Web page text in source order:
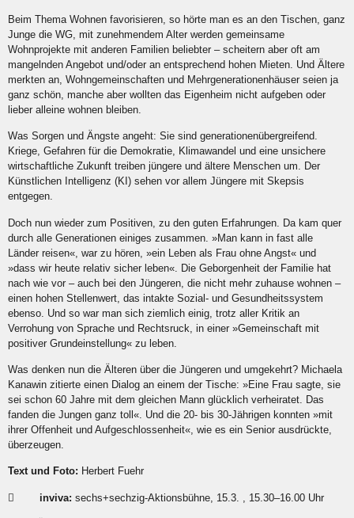
Beim Thema Wohnen favorisieren, so hörte man es an den Tischen, ganz
Junge die WG, mit zunehmendem Alter werden gemeinsame
Wohnprojekte mit anderen Familien beliebter – scheitern aber oft am
mangelnden Angebot und/oder an entsprechend hohen Mieten. Und Ä ltere
merkten an, Wohngemeinschaften und Mehrgenerationenhäuser seien ja
ganz schön, manche aber wollten das Eigenheim nicht aufgeben oder
lieber alleine wohnen bleiben.
Was Sorgen und Ängste angeht: Sie sind generationenübergreifend.
Kriege, Gefahren für die Demokratie, Klimawandel und eine unsichere
wirtschaftliche Zukunft treiben jüngere und ältere Menschen um. Der
Künstlichen Intelligenz (KI) sehen vor allem Jüngere mit Skepsis
entgegen.
Doch nun wieder zum Positiven, zu den guten Erfahrungen. Da kam quer
durch alle Generationen einiges zusammen. »Man kann in fast alle
Länder reisen« , war zu hören, »ein Leben als Frau ohne Angst« und
»dass wir heute relativ sicher leben« . Die Geborgenheit der Familie hat
nach wie vor – auch bei den Jüngeren, die nicht mehr zuhause wohnen –
einen hohen Stellenwert, das intakte Sozial- und Gesundheitssystem
ebenso. Und so war man sich ziemlich einig, trotz aller Kritik an
Verrohung von Sprache und Rechtsruck, in einer »Gemeinschaft mit
positiver Grundeinstellung« zu leben.
Was denken nun die Ä lteren über die Jüngeren und umgekehrt? Michaela
Kanawin zitierte einen Dialog an einem der Tische: »Eine Frau sagte, sie
sei schon 60 Jahre mit dem gleichen Mann glücklich verheiratet. Das
fanden die Jungen ganz toll «. Und die 20- bis 30-Jährigen konnten »mit
ihrer Offenheit und Aufgeschlossenheit«, wie es ein Senior ausdrückte,
überzeugen.
Text und Foto: Herbert Fuehr
 inviva: sechs+sechzig-Aktionsbühne, 15.3. , 15.30–16.00 Uhr